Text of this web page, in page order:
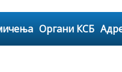
Органи КСБ